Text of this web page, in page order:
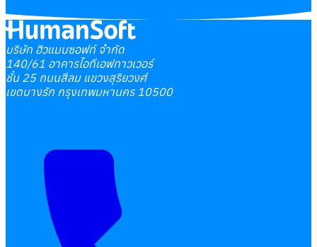
บริษัท ฮิวแมนซอฟท์ จำกัด
140/61 อาคารไอทีเอฟทาวเวอร์
ชั้น 25 ถนนสีลม แขวงสุริยวงศ์
เขตบางรัก กรุงเทพมหานคร 10500